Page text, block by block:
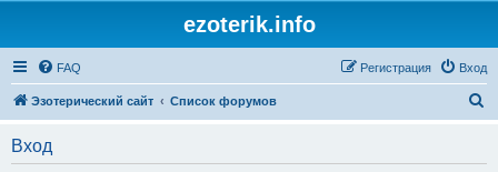
ezoterik.info
FAQ Вход
Регистрация
Эзотерический сайт Список форумов
Вход